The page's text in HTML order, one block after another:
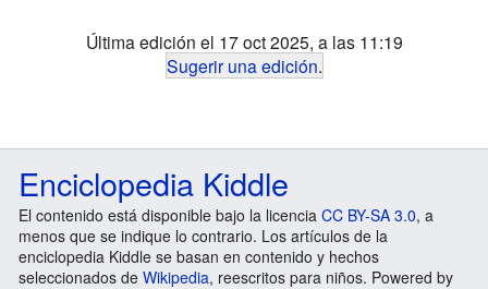
Última edición el 17 oct 2025, a las 11:19
Sugerir una edición.
Enciclopedia Kiddle
El contenido está disponible bajo la licencia CC BY-SA 3.0, a
menos que se indique lo contrario. Los artículos de la
enciclopedia Kiddle se basan en contenido y hechos
seleccionados de Wikipedia, reescritos para niños. Powered by